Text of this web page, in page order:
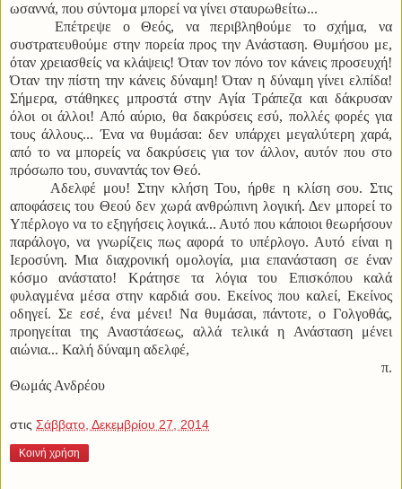
ωσαννά, που σύντομα μπορεί να γίνει σταυρωθείτω...
Επέτρεψε ο Θεός, να περιβληθούμε το σχήμα, να
συστρατευθούμε στην πορεία προς την Ανάσταση. Θυμήσου με,
όταν χρειασθείς να κλάψεις! Όταν τον πόνο τον κάνεις προσευχή!
Όταν την πίστη την κάνεις δύναμη! Όταν η δύναμη γίνει ελπίδα!
Σήμερα, στάθηκες μπροστά στην Αγία Τράπεζα και δάκρυσαν
όλοι οι άλλοι! Από αύριο, θα δακρύσεις εσύ, πολλές φορές για
τους άλλους... Ένα να θυμάσαι: δεν υπάρχει μεγαλύτερη χαρά,
από το να μπορείς να δακρύσεις για τον άλλον, αυτόν που στο
πρόσωπο του, συναντάς τον Θεό.
Αδελφέ μου! Στην κλήση Του, ήρθε η κλίση σου. Στις
αποφάσεις του Θεού δεν χωρά ανθρώπινη λογική. Δεν μπορεί το
Υπέρλογο να το εξηγήσεις λογικά... Αυτό που κάποιοι θεωρήσουν
παράλογο, να γνωρίζεις πως αφορά το υπέρλογο. Αυτό είναι η
Ιεροσύνη. Μια διαχρονική ομολογία, μια επανάσταση σε έναν
κόσμο ανάστατο! Κράτησε τα λόγια του Επισκόπου καλά
φυλαγμένα μέσα στην καρδιά σου. Εκείνος που καλεί, Εκείνος
οδηγεί. Σε εσέ, ένα μένει! Να θυμάσαι, πάντοτε, ο Γολγοθάς,
προηγείται της Αναστάσεως, αλλά τελικά η Ανάσταση μένει
αιώνια... Καλή δύναμη αδελφέ,
π.
Θωμάς Ανδρέου
στις Σάββατο, Δεκεμβρίου 27, 2014
Κοινή χρήση